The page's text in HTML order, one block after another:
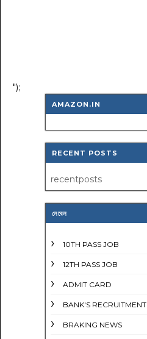
");
AMAZON.IN
RECENT POSTS
recentposts
লেবেল
10TH PASS JOB
12TH PASS JOB
ADMIT CARD
BANK'S RECRUITMENT
BRAKING NEWS